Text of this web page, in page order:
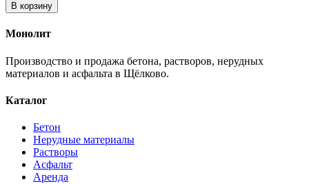
В корзину
Монолит
Производство и продажа бетона, растворов, нерудных
материалов и асфальта в Щёлково.
Каталог
Бетон
Нерудные материалы
Растворы
Асфальт
Аренда